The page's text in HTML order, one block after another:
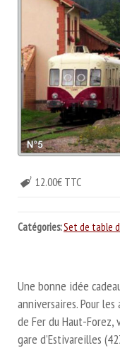
12.00€ TTC
Catégories:Set de table
Une bonne idée
anniversaires. Pour les
de Fer du Haut-Forez,
gare d’Estivareilles